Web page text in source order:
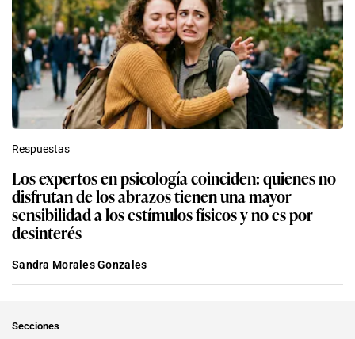
Respuestas
Los expertos en psicología coinciden: quienes no
disfrutan de los abrazos tienen una mayor
sensibilidad a los estímulos físicos y no es por
desinterés
Sandra Morales Gonzales
Secciones